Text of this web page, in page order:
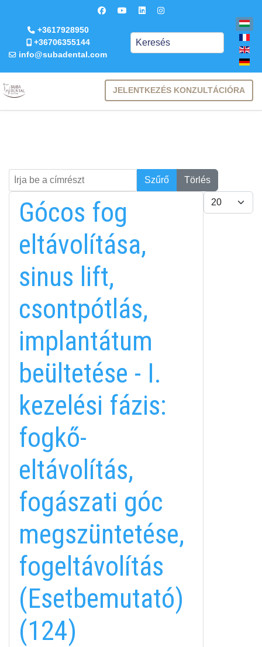
Keresés
+3617928950
+36706355144
info@subadental.com
JELENTKEZÉS KONZULTÁCIÓRA
Írja be a címrészt
Keresés Szűrő
Törlés
Tételek #
Gócos fog
eltávolítása,
sinus lift,
csontpótlás,
implantátum
beültetése - I.
kezelési fázis:
fogkő-
eltávolítás,
fogászati góc
megszüntetése,
fogeltávolítás
(Esetbemutató)
(124)